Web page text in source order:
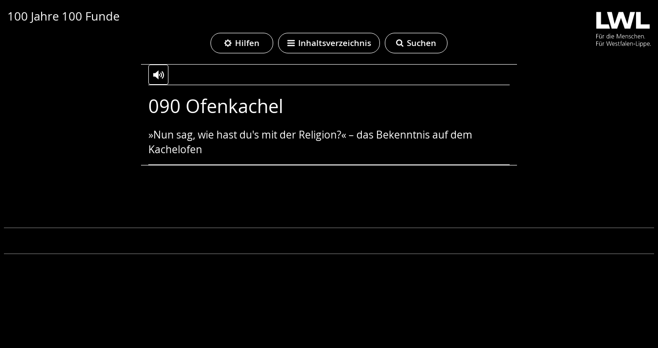
100 Jahre 100 Funde
Inhaltsverzeichnis
Hilfen Suchen
090 Ofenkachel
»Nun sag, wie hast du's mit der Religion?« – das Bekenntnis auf dem
Kachelofen
Leichten
wechseln.
Audio-
Video
Deutscher
Gebärdensprache
wird